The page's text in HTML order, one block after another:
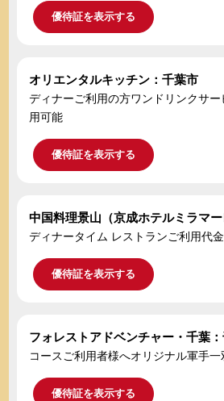
優待証を表示する
オリエンタルキッチン：千葉市
ディナーご利用の方ワンドリンクサ
用可能
優待証を表示する
中国料理景山（京成ホテルミラマ
ディナータイム レストランご利用代金
優待証を表示する
フォレストアドベンチャー・千葉
コースご利用者様へオリジナル軍手一
優待証を表示する